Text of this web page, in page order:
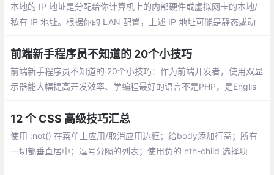
本地的 IP 地址是分配给你计算机上的内部硬件或虚拟网卡的本地/
私有 IP 地址。根据你的 LAN 配置，上述 IP 地址可能是静态或动
的公共/外部 IP 地址。
前端新手程序员不知道的 20个小技巧
前端新手程序员不知道的 20个小技巧：作为前端开发者，使用双显
示器能大幅提高开发效率、学编程最好的语言不是PHP，是Englis
gle一下、把觉得不靠谱的需求放到最后做，很可能到时候需求就变
了...
12 个 CSS 高级技巧汇总
使用 :not() 在菜单上应用/取消应用边框；给body添加行高；所有
一切都垂直居中；逗号分隔的列表；使用负的 nth-child 选择项